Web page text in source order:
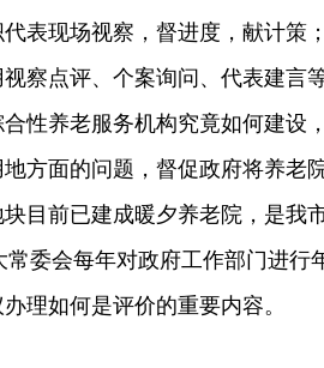
表现场视察，督进度，献计策；
察点评、个案询问、代表建言
性养老服务机构究竟如何建设，
方面的问题，督促政府将养老
目前已建成暖夕养老院，是我
委会每年对政府工作部门进行
理如何是评价的重要内容。